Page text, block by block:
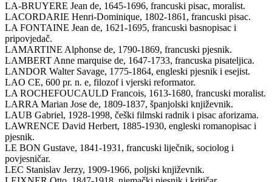
LA-BRUYERE Jean de, 1645-1696, francuski pisac, moralist.
LACORDARIE Henri-Dominique, 1802-1861, francuski pisac.
LA FONTAINE Jean de, 1621-1695, francuski basnopisac i
pripovjedač.
LAMARTINE Alphonse de, 1790-1869, francuski pjesnik.
LAMBERT Anne marquise de, 1647-1733, francuska pisateljica.
LANDOR Walter Savage, 1775-1864, engleski pjesnik i esejist.
LAO CE, 600 pr. n. e, filozof i vjerski reformator.
LA ROCHEFOUCAULD Francois, 1613-1680, francuski moralist.
LARRA Marian Jose de, 1809-1837, španjolski književnik.
LAUB Gabriel, 1928-1998, češki filmski radnik i pisac aforizama.
LAWRENCE David Herbert, 1885-1930, engleski romanopisac i
pjesnik.
LE BON Gustave, 1841-1931, francuski liječnik, sociolog i
povjesničar.
LEC Stanislav Jerzy, 1909-1966, poljski književnik.